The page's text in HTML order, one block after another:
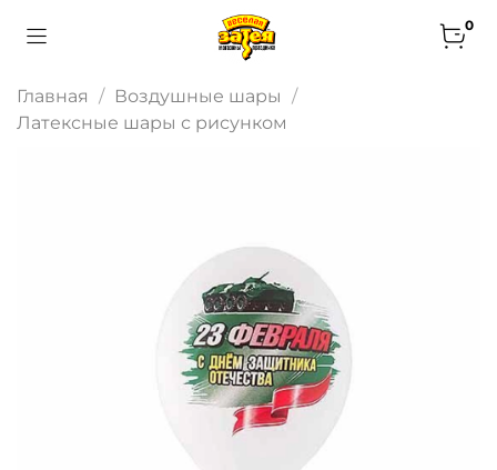
0
Главная
Воздушные шары
Латексные шары с рисунком